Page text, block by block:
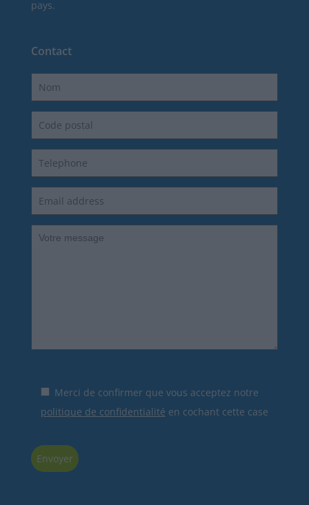
pays.
Contact
Merci de confirmer que vous acceptez notre
politique de confidentialité en cochant cette case